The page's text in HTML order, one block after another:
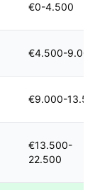
€0-4.500
€4.500-9.000
€9.000-
€13.500-
22.500